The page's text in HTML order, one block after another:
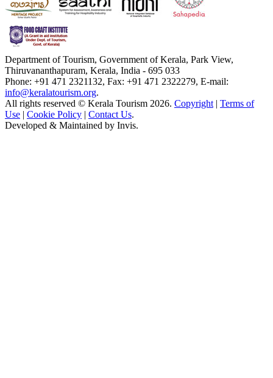
Department of Tourism, Government of Kerala, Park View,
Thiruvananthapuram, Kerala, India - 695 033
Phone: +91 471 2321132, Fax: +91 471 2322279, E-mail:
info@keralatourism.org.
All rights reserved © Kerala Tourism 2026. Copyright | Terms of
Use | Cookie Policy | Contact Us.
Developed & Maintained by Invis.